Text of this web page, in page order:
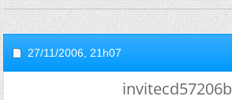
27/11/2006, 21h07
invitecd57206b